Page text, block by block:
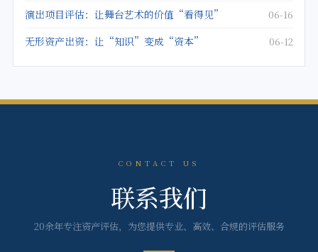
演出项目评估：让舞台艺术的价值“看得见” 06-16
无形资产出资：让“知识”变成“资本” 06-12
CONTACT US
联系我们
20余年专注资产评估，为您提供专业、高效、合规的评估服务